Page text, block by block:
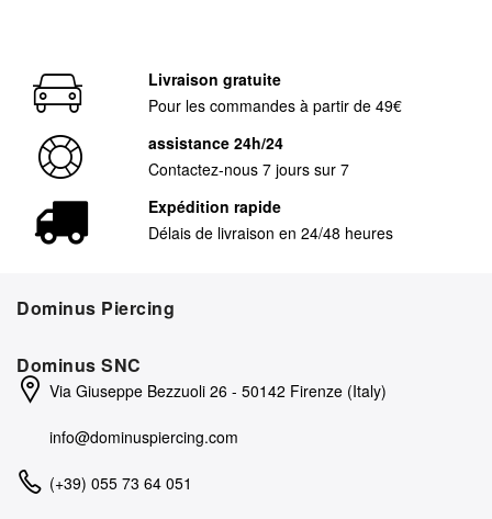
Livraison gratuite
Pour les commandes à partir de 49€
assistance 24h/24
Contactez-nous 7 jours sur 7
Expédition rapide
Délais de livraison en 24/48 heures
Dominus Piercing
Dominus SNC
Via Giuseppe Bezzuoli 26 - 50142 Firenze (Italy)
info@dominuspiercing.com
(+39) 055 73 64 051